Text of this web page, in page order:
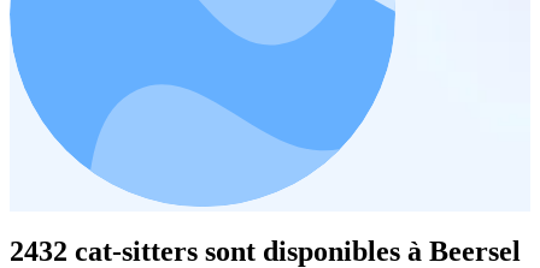
2432 cat-sitters sont disponibles à Beersel